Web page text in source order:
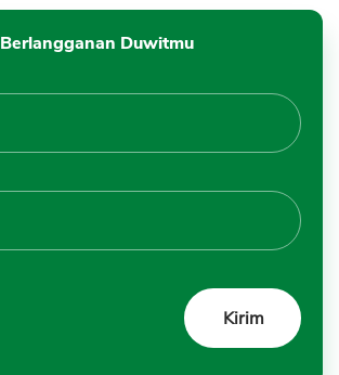
Berlangganan Duwitmu